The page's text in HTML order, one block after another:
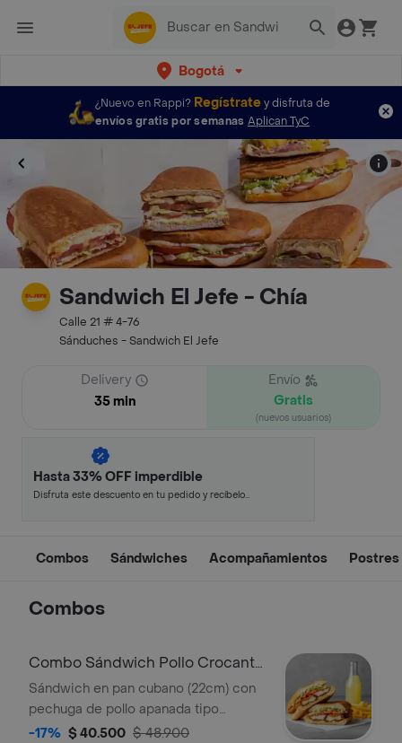
Bogotá
¿Nuevo en Rappi? Regístratey disfruta de
envíos gratis por semanas Aplican TyC
Sandwich El Jefe - Chía
Calle 21 # 4-76
Sánduches - Sandwich El Jefe
Delivery
35 min
Envío
Gratis
(nuevos usuarios)
Hasta 33% OFF imperdible
Disfruta este descuento en tu pedido y recíbelo
Combos Sándwiches Acompañamientos Postres
Combos
Combo Sándwich Pollo Crocante
22cm
Sándwich en pan cubano (22cm) con
pechuga de pollo apanada tipo
Nashville, queso, tomate, lechuga y
-17% $ 40.500 $ 48.900